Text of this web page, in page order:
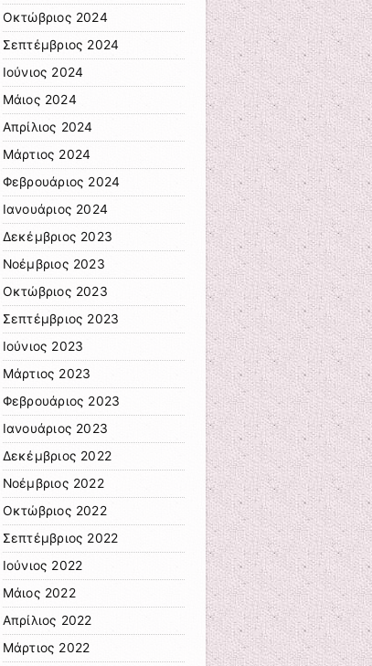
Οκτώβριος 2024
Σεπτέμβριος 2024
Ιούνιος 2024
Μάιος 2024
Απρίλιος 2024
Μάρτιος 2024
Φεβρουάριος 2024
Ιανουάριος 2024
Δεκέμβριος 2023
Νοέμβριος 2023
Οκτώβριος 2023
Σεπτέμβριος 2023
Ιούνιος 2023
Μάρτιος 2023
Φεβρουάριος 2023
Ιανουάριος 2023
Δεκέμβριος 2022
Νοέμβριος 2022
Οκτώβριος 2022
Σεπτέμβριος 2022
Ιούνιος 2022
Μάιος 2022
Απρίλιος 2022
Μάρτιος 2022